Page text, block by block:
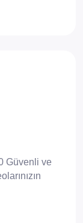
Güvenli ve